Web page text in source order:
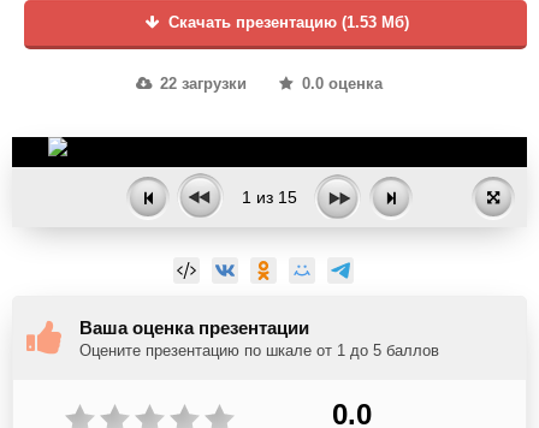
Скачать презентацию (1.53 Мб)
22 загрузки 0.0 оценка
1 из 15
Ваша оценка презентации
Оцените презентацию по шкале от 1 до 5 баллов
0.0